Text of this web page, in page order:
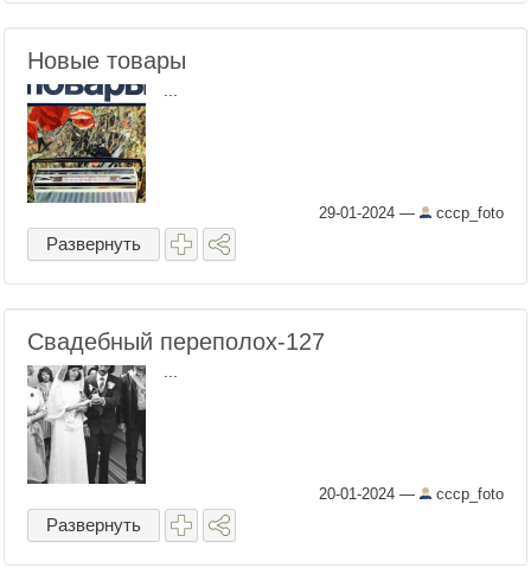
Новые товары
29-01-2024 — cccp_foto
Развернуть
Свадебный переполох-127
20-01-2024 — cccp_foto
Развернуть